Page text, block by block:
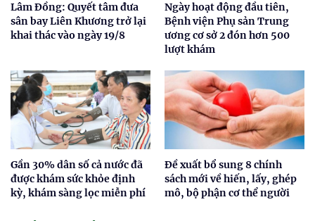
Lâm Đồng: Quyết tâm đưa
sân bay Liên Khương trở lại
khai thác vào ngày 19/8
Ngày hoạt động đầu tiên,
Bệnh viện Phụ sản Trung
ương cơ sở 2 đón hơn 500
lượt khám
Gần 30% dân số cả nước đã
được khám sức khỏe định
kỳ, khám sàng lọc miễn phí
Đề xuất bổ sung 8 chính
sách mới về hiến, lấy, ghép
mô, bộ phận cơ thể người